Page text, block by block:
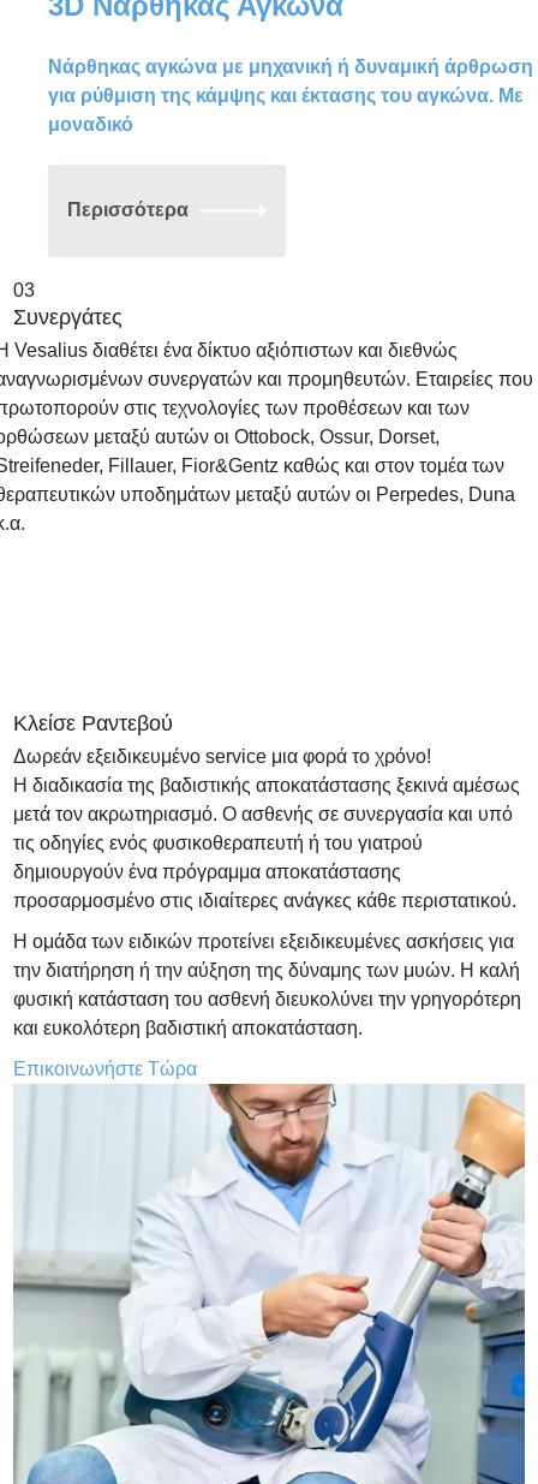
παραγγελία (custom made) και
μέτρων, σύμφωνα με τις δικές σας
επιθυμίες σε χρώμα και σχέδιο.
Επικοινωνήστε σήμερα μαζί μας και
& κάτω άκρων, πάντα με την υπογραφή
Νάρθηκας αγκώνα με μηχανική ή δυναμική άρθρωση
για ρύθμιση της κάμψης και έκτασης του αγκώνα. Με
μοναδικό
Περισσότερα
03
Συνεργάτες
Vesalius διαθέτει ένα δίκτυο αξιόπιστων και διεθνώς
συνεργατών και προμηθευτών. Εταιρείες που
στις τεχνολογίες των προθέσεων και των
μεταξύ αυτών οι Ottobock, Ossur, Dorset,
Fillauer, Fior&Gentz καθώς και στον τομέα των
υποδημάτων μεταξύ αυτών οι Perpedes, Duna
Κλείσε Ραντεβού
Δωρεάν εξειδικευμένο service μια φορά το χρόνο!
Η διαδικασία της βαδιστικής αποκατάστασης ξεκινά αμέσως
μετά τον ακρωτηριασμό. Ο ασθενής σε συνεργασία και υπό
τις οδηγίες ενός φυσικοθεραπευτή ή του γιατρού
δημιουργούν ένα πρόγραμμα αποκατάστασης
προσαρμοσμένο στις ιδιαίτερες ανάγκες κάθε περιστατικού.
Η ομάδα των ειδικών προτείνει εξειδικευμένες ασκήσεις για
την διατήρηση ή την αύξηση της δύναμης των μυών. Η καλή
φυσική κατάσταση του ασθενή διευκολύνει την γρηγορότερη
και ευκολότερη βαδιστική αποκατάσταση.
Επικοινωνήστε Τώρα